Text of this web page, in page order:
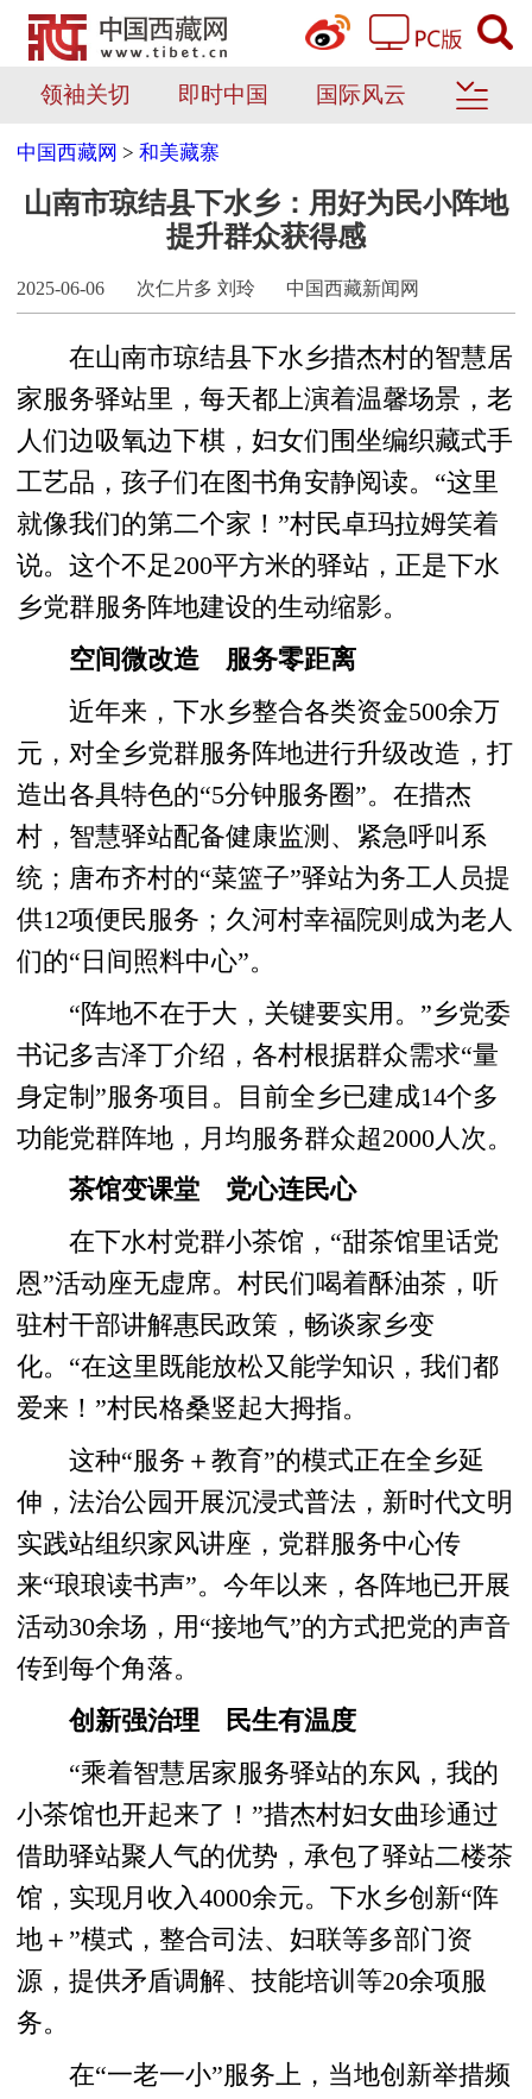
领袖关切 即时中国 国际风云
中国西藏网 >和美藏寨
山南市琼结县下水乡：用好为民小阵地
提升群众获得感
2025-06-06 次仁片多 刘玲 中国西藏新闻网
在山南市琼结县下水乡措杰村的智慧居
家服务驿站里，每天都上演着温馨场景，老
人们边吸氧边下棋，妇女们围坐编织藏式手
工艺品，孩子们在图书角安静阅读。“这里
就像我们的第二个家！”村民卓玛拉姆笑着
说。这个不足200平方米的驿站，正是下水
乡党群服务阵地建设的生动缩影。
空间微改造 服务零距离
近年来，下水乡整合各类资金500余万
元，对全乡党群服务阵地进行升级改造，打
造出各具特色的“5分钟服务圈”。在措杰
村，智慧驿站配备健康监测、紧急呼叫系
统；唐布齐村的“菜篮子”驿站为务工人员提
供12项便民服务；久河村幸福院则成为老人
们的“日间照料中心”。
“阵地不在于大，关键要实用。”乡党委
书记多吉泽丁介绍，各村根据群众需求“量
身定制”服务项目。目前全乡已建成14个多
功能党群阵地，月均服务群众超2000人次。
茶馆变课堂 党心连民心
在下水村党群小茶馆，“甜茶馆里话党
恩”活动座无虚席。村民们喝着酥油茶，听
驻村干部讲解惠民政策，畅谈家乡变
化。“在这里既能放松又能学知识，我们都
爱来！”村民格桑竖起大拇指。
这种“服务＋教育”的模式正在全乡延
伸，法治公园开展沉浸式普法，新时代文明
实践站组织家风讲座，党群服务中心传
来“琅琅读书声”。今年以来，各阵地已开展
活动30余场，用“接地气”的方式把党的声音
传到每个角落。
创新强治理 民生有温度
“乘着智慧居家服务驿站的东风，我的
小茶馆也开起来了！”措杰村妇女曲珍通过
借助驿站聚人气的优势，承包了驿站二楼茶
馆，实现月收入4000余元。下水乡创新“阵
地＋”模式，整合司法、妇联等多部门资
源，提供矛盾调解、技能培训等20余项服
务。
在“一老一小”服务上，当地创新举措频